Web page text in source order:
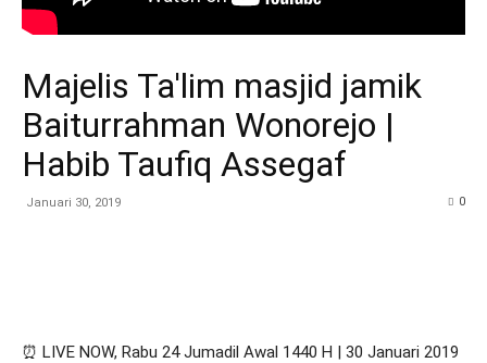
Majelis Ta'lim masjid jamik
Baiturrahman Wonorejo |
Habib Taufiq Assegaf
Januari 30, 2019 0
⏰ LIVE NOW, Rabu 24 Jumadil Awal 1440 H | 30 Januari 2019